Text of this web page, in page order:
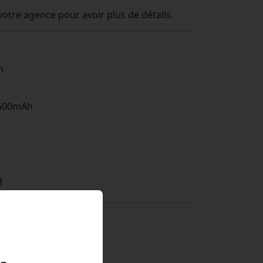
agence pour avoir plus de détails.